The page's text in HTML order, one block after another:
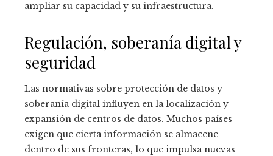
ampliar su capacidad y su infraestructura.
Regulación, soberanía digital y
seguridad
Las normativas sobre protección de datos y
soberanía digital influyen en la localización y
expansión de centros de datos. Muchos países
exigen que cierta información se almacene
dentro de sus fronteras, lo que impulsa nuevas